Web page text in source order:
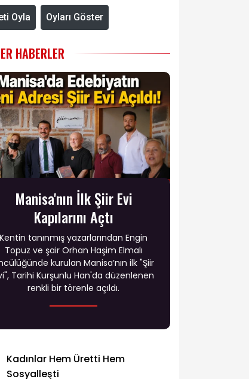
Oyla Oyları Göster
HABERLER
Manisa'nın İlk Şiir Evi
Kapılarını Açtı
Kentin tanınmış yazarlarından Engin
Topuz ve şair Orhan Haşim Elmalı
kurulan Manisa’nın ilk "Şiir
Tarihi Kurşunlu Han'da düzenlenen
renkli bir törenle açıldı.
Kadınlar Hem Üretti Hem
Sosyalleşti